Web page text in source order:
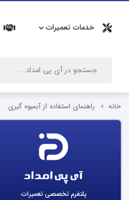
خدمات تعمیرات
خانه راهنمای استفاده از آبمیوه گیری
پلتفرم تخصصی تعمیرات